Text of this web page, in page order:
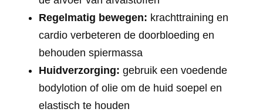
Regelmatig bewegen: krachttraining en
cardio verbeteren de doorbloeding en
behouden spiermassa
Huidverzorging: gebruik een voedende
bodylotion of olie om de huid soepel en
elastisch te houden